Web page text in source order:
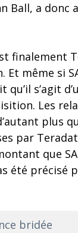
Ball, a
finalement
même si
s’agit
Les
plus
par
que
été précisé
bridée